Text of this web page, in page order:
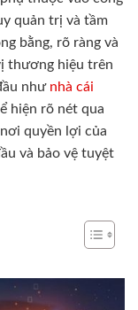
quản trị và tầm
bằng, rõ ràng và
thương hiệu trên
như nhà cái
hiện rõ nét qua
quyền lợi của
và bảo vệ tuyệt